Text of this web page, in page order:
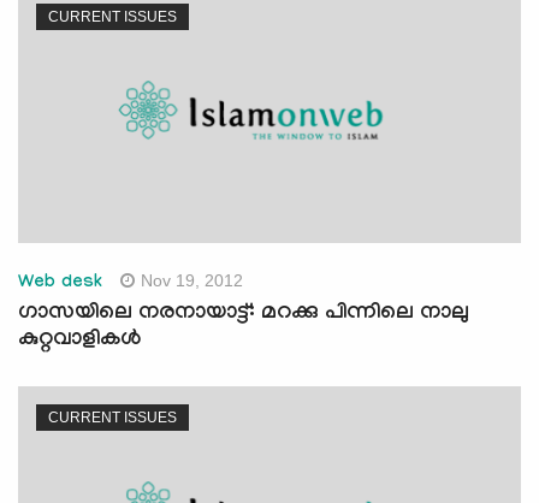
CURRENT ISSUES
Web desk Nov 19, 2012
ഗാസയിലെ നരനായാട്ട്: മറക്കു പിന്നിലെ നാലു
കുറ്റവാളികള്‍
CURRENT ISSUES